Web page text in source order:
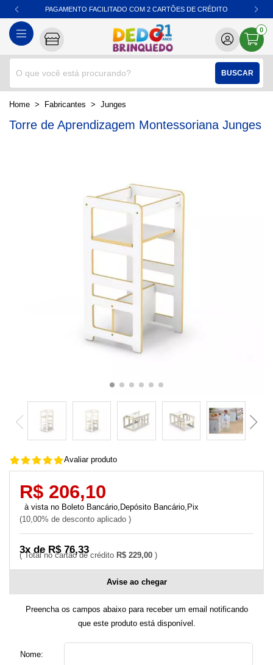
BUSCAR
0
PAGAMENTO FACILITADO COM 2 CARTÕES DE CRÉDITO
home Fabricantes junges
Torre de Aprendizagem Montessoriana Junges
Avaliar produto
R$ 229,00
3x de R$ 76,33
R$ 206,10
10,00% de desconto aplicado
Boleto Bancário,Depósito Bancário,Pix
Avise ao chegar
Preencha os campos abaixo para receber um email notificando
que este produto está disponível.
Nome: